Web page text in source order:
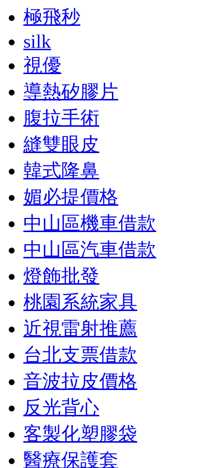
極飛秒
silk
視優
導熱矽膠片
腹拉手術
縫雙眼皮
韓式隆鼻
媚必提價格
中山區機車借款
中山區汽車借款
燈飾批發
桃園系統家具
近視雷射推薦
台北支票借款
音波拉皮價格
反光背心
客製化塑膠袋
醫療保護套